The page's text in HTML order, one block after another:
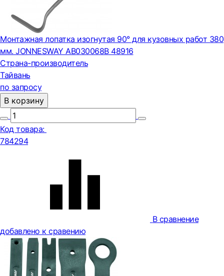
Монтажная лопатка изогнутая 90° для кузовных работ 380
мм. JONNESWAY AB030068B 48916
Страна-производитель
Тайвань
по запросу
В корзину
Код товара:
784294
В сравнение
добавлено к сравению